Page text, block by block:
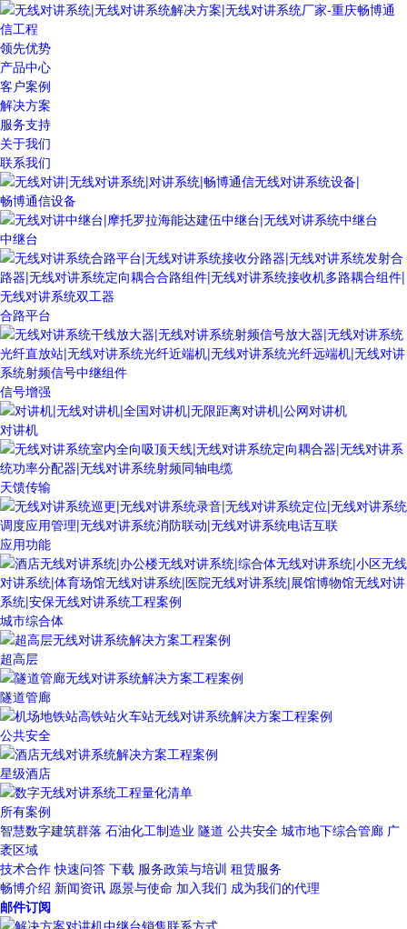
领先优势
产品中心
客户案例
解决方案
服务支持
关于我们
联系我们
畅博通信设备
中继台
合路平台
信号增强
对讲机
天馈传输
应用功能
城市综合体
超高层
隧道管廊
公共安全
星级酒店
所有案例
智慧数字建筑群落 石油化工制造业 隧道 公共安全 城市地下综合管廊 广
袤区域
技术合作 快速问答 下载 服务政策与培训 租赁服务
畅博介绍 新闻资讯 愿景与使命 加入我们 成为我们的代理
邮件订阅